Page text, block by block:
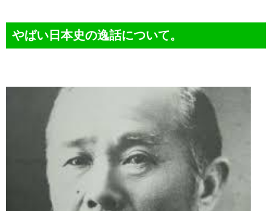
やばい日本史の逸話について。